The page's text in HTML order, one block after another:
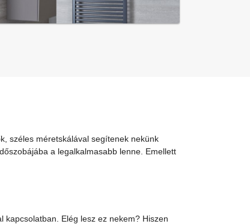
széles méretskálával segítenek nekünk
a legalkalmasabb lenne. Emellett
Elég lesz ez nekem? Hiszen